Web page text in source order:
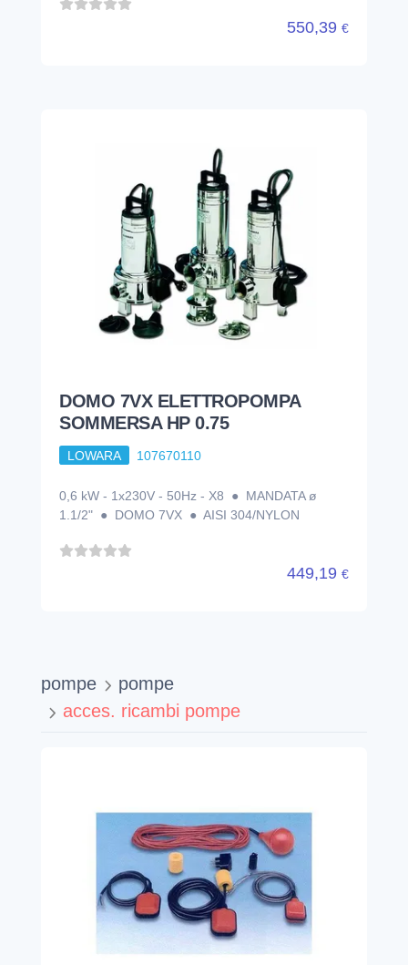
550,39 €
DOMO 7VX ELETTROPOMPA
SOMMERSA HP 0.75
LOWARA 107670110
0,6 kW - 1x230V - 50Hz - X8 ● MANDATA ø
1.1/2" ● DOMO 7VX ● AISI 304/NYLON
449,19 €
pompe
pompe
acces. ricambi pompe